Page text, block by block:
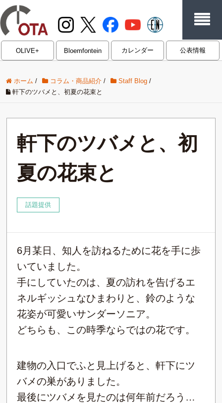
OLIVE+ Bloemfontein カレンダー 公表情報
ホーム / コラム・商品紹介 / Staff Blog /
軒下のツバメと、初夏の花束と
軒下のツバメと、初
夏の花束と
話題提供
6月某日、知人を訪ねるために花を手に歩
いていました。
手にしていたのは、夏の訪れを告げるエ
ネルギッシュなひまわりと、鈴のような
花姿が可愛いサンダーソニア。
どちらも、この時季ならではの花です。
建物の入口でふと見上げると、軒下にツ
バメの巣がありました。
最後にツバメを見たのは何年前だろう…